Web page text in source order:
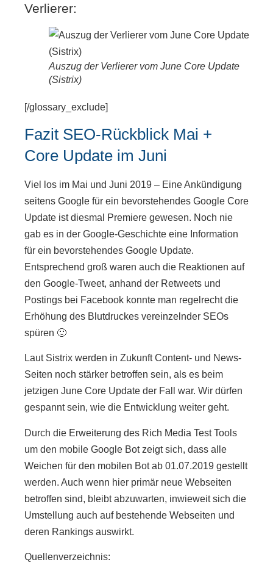
Verlierer:
Auszug der Verlierer vom June Core Update
(Sistrix)
[/glossary_exclude]
Fazit SEO-Rückblick Mai +
Core Update im Juni
Viel los im Mai und Juni 2019 – Eine Ankündigung
seitens Google für ein bevorstehendes Google Core
Update ist diesmal Premiere gewesen. Noch nie
gab es in der Google-Geschichte eine Information
für ein bevorstehendes Google Update.
Entsprechend groß waren auch die Reaktionen auf
den Google-Tweet, anhand der Retweets und
Postings bei Facebook konnte man regelrecht die
Erhöhung des Blutdruckes vereinzelnder SEOs
spüren 🙂
Laut Sistrix werden in Zukunft Content- und News-
Seiten noch stärker betroffen sein, als es beim
jetzigen June Core Update der Fall war. Wir dürfen
gespannt sein, wie die Entwicklung weiter geht.
Durch die Erweiterung des Rich Media Test Tools
um den mobile Google Bot zeigt sich, dass alle
Weichen für den mobilen Bot ab 01.07.2019 gestellt
werden. Auch wenn hier primär neue Webseiten
betroffen sind, bleibt abzuwarten, inwieweit sich die
Umstellung auch auf bestehende Webseiten und
deren Rankings auswirkt.
Quellenverzeichnis: